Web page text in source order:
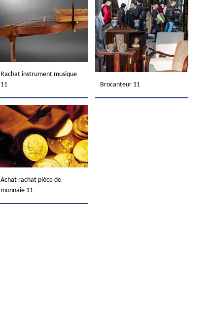
Rachat instrument musique
11
Brocanteur 11
Achat rachat pièce de
monnaie 11